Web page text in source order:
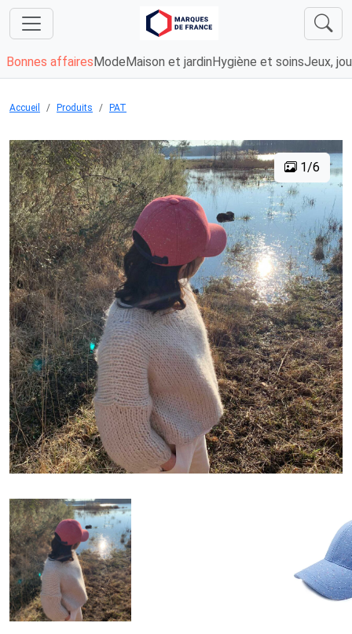
Bonnes affaires Mode Maison et jardin Hygiène et soinsJeux,
Accueil Produits PAT
1/6